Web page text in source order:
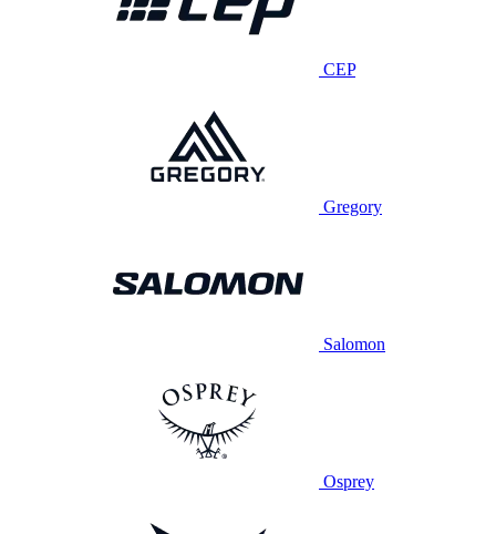
CEP
Gregory
Salomon
Osprey